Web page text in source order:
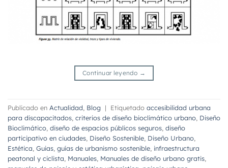
Continuar leyendo →
Publicado en Actualidad Blog | Etiquetado accesibilidad urbana
para discapacitados criterios de diseño bioclimático urbano Diseño
Bioclimático diseño de espacios públicos seguros diseño
participativo en ciudades Diseño Sostenible Diseño Urbano
Estética Guias guías de urbanismo sostenible infraestructura
peatonal y ciclista Manuales Manuales de diseño urbano gratis